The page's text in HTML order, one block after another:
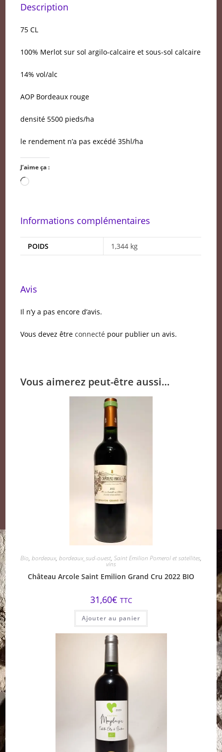
Description
75 CL
100% Merlot sur sol argilo-calcaire et sous-sol calcaire
14% vol/alc
AOP Bordeaux rouge
densité 5500 pieds/ha
le rendement n’a pas excédé 35hl/ha
J’aime ça :
Chargement…
Informations complémentaires
POIDS 1,344 kg
Avis
Il n’y a pas encore d’avis.
Vous devez êtreconnecté pour publier un avis.
Vous aimerez peut-être aussi…
Bio, bordeaux, bordeaux_sud-ouest, Saint Emilion Pomerol et satellites,
vins
Château Arcole Saint Emilion Grand Cru 2022 BIO
31,60€ TTC
Ajouter au panier